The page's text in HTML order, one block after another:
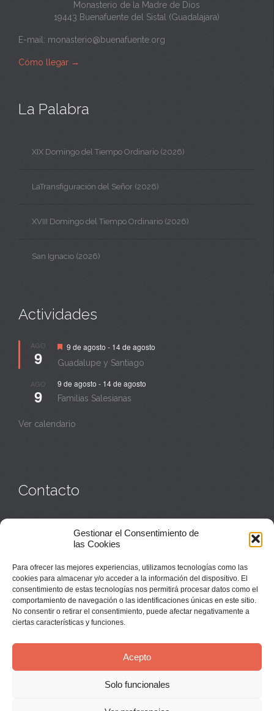
Gestionar el Consentimiento de
las Cookies
Para ofrecer las mejores experiencias, utilizamos tecnologías como las
cookies para almacenar y/o acceder a la información del dispositivo. El
consentimiento de estas tecnologías nos permitirá procesar datos como el
comportamiento de navegación o las identificaciones únicas en este sitio.
No consentir o retirar el consentimiento, puede afectar negativamente a
ciertas características y funciones.
Acepto
Solo funcionales
Monasterio de la Madre de Dios
19443 Buenafuente del Sistal (Guadalajara)
E-mail: monasterio@buenafuente.org
Cómo llegar →
La Palabra
XIX Domingo del Tiempo Ordinario (2026)
LaTransfiguración del Señor (2026)
XVIII Domingo del Tiempo Ordinario (2026)
San Ignacio (2026)
Actividades
AGO
9
Destacado
9 de agosto - 14 de agosto
Guadalupe y Santiago
AGO
9
9 de agosto - 14 de agosto
Familias Salesianas
Ver calendario
Contacto
Casa de acogida:609 423 521o949 835 058
Parroquia y sacerdotes:949 835 111
Monasterio:monasterio@buenafuente.org
Información:informacion@buenafuente.org
Casa de acogida:
acogida@buenafuente.org
Ángel Moreno:angel@buenafuente.org
© Buenafuente del Sistal 2025 |